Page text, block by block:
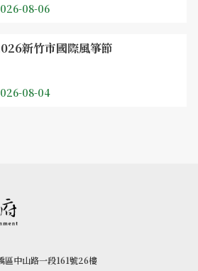
08-06
新竹市國際風箏節
08-04
中山路一段161號26樓